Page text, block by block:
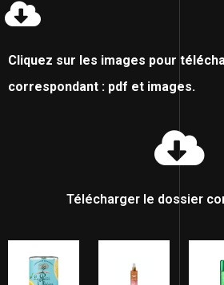
Cliquez sur les images pour
correspondant : pdf et images.
Télécharger le dossier